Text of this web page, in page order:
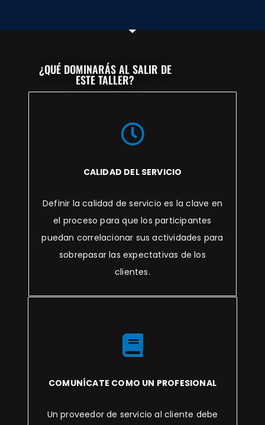
¿QUÉ DOMINARÁS AL SALIR DE
ESTE TALLER?
CALIDAD DEL SERVICIO
Definir la calidad de servicio es la clave en
el proceso para que los participantes
puedan correlacionar sus actividades para
sobrepasar las expectativas de los
clientes.
COMUNÍCATE COMO UN PROFESIONAL
Un proveedor de servicio al cliente debe